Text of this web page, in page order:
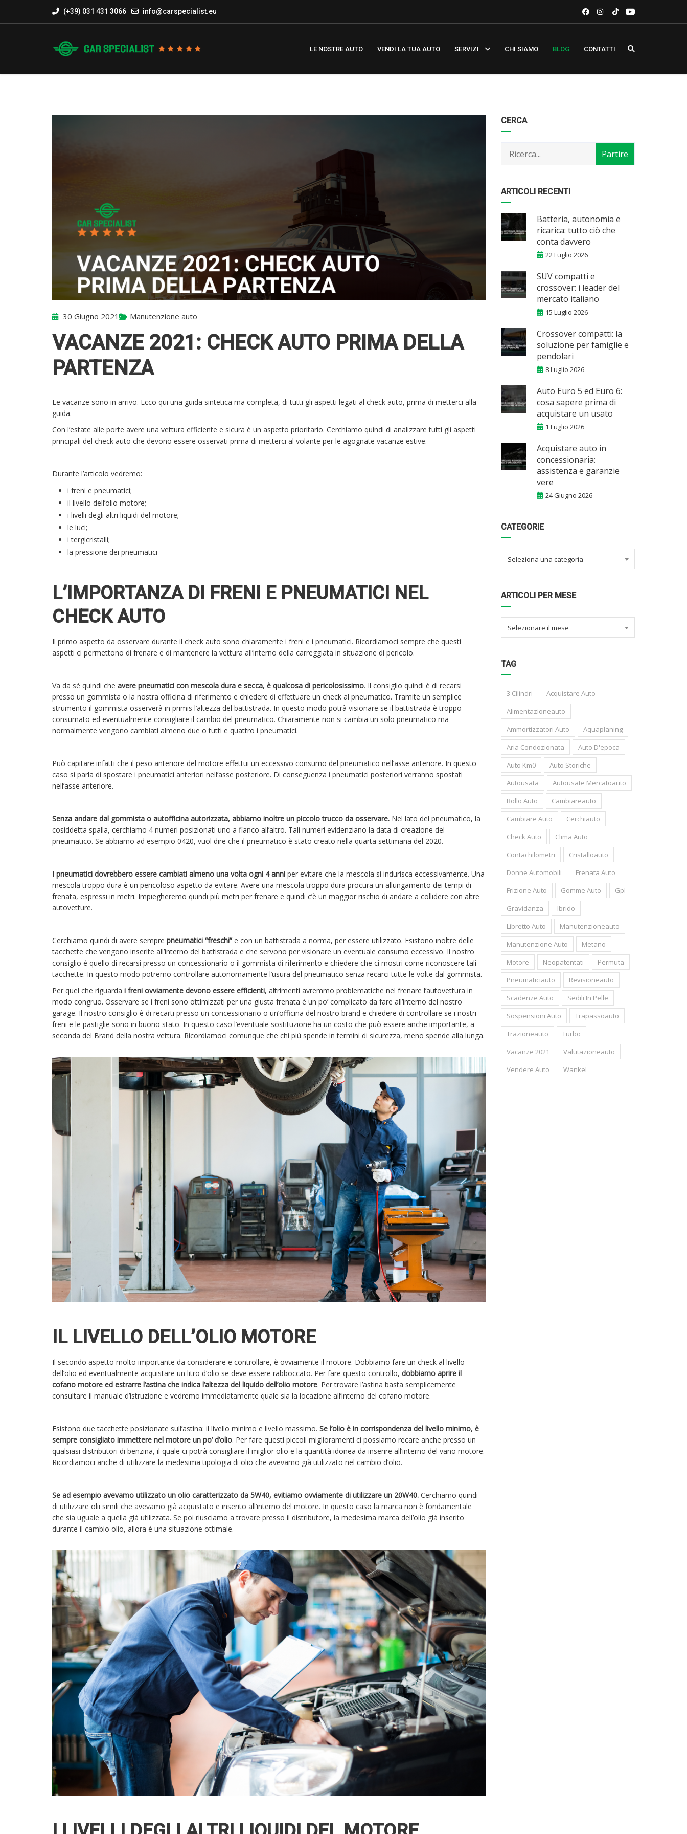
(+39) 031 431 3066 info@carspecialist.eu
LE NOSTRE AUTO VENDI LA TUA AUTO SERVIZI CHI SIAMO BLOG CONTATTI
30 Giugno 2021 Manutenzione auto
VACANZE 2021: CHECK AUTO PRIMA DELLA
PARTENZA
Le vacanze sono in arrivo. Ecco qui una guida sintetica ma completa, di tutti gli aspetti legati al check auto, prima di metterci alla
guida.
Con l’estate alle porte avere una vettura efficiente e sicura è un aspetto prioritario. Cerchiamo quindi di analizzare tutti gli aspetti
principali del check auto che devono essere osservati prima di metterci al volante per le agognate vacanze estive.
Durante l’articolo vedremo:
i freni e pneumatici;
il livello dell’olio motore;
i livelli degli altri liquidi del motore;
le luci;
i tergicristalli;
la pressione dei pneumatici
L’IMPORTANZA DI FRENI E PNEUMATICI NEL
CHECK AUTO
Il primo aspetto da osservare durante il check auto sono chiaramente i freni e i pneumatici. Ricordiamoci sempre che questi
aspetti ci permettono di frenare e di mantenere la vettura all’interno della carreggiata in situazione di pericolo.
Va da sé quindi che avere pneumatici con mescola dura e secca, è qualcosa di pericolosissimo. Il consiglio quindi è di recarsi
presso un gommista o la nostra officina di riferimento e chiedere di effettuare un check al pneumatico. Tramite un semplice
strumento il gommista osserverà in primis l’altezza del battistrada. In questo modo potrà visionare se il battistrada è troppo
consumato ed eventualmente consigliare il cambio del pneumatico. Chiaramente non si cambia un solo pneumatico ma
normalmente vengono cambiati almeno due o tutti e quattro i pneumatici.
Può capitare infatti che il peso anteriore del motore effettui un eccessivo consumo del pneumatico nell’asse anteriore. In questo
caso si parla di spostare i pneumatici anteriori nell’asse posteriore. Di conseguenza i pneumatici posteriori verranno spostati
nell’asse anteriore.
Senza andare dal gommista o autofficina autorizzata, abbiamo inoltre un piccolo trucco da osservare. Nel lato del pneumatico, la
cosiddetta spalla, cerchiamo 4 numeri posizionati uno a fianco all’altro. Tali numeri evidenziano la data di creazione del
pneumatico. Se abbiamo ad esempio 0420, vuol dire che il pneumatico è stato creato nella quarta settimana del 2020.
I pneumatici dovrebbero essere cambiati almeno una volta ogni 4 anni per evitare che la mescola si indurisca eccessivamente. Una
mescola troppo dura è un pericoloso aspetto da evitare. Avere una mescola troppo dura procura un allungamento dei tempi di
frenata, espressi in metri. Impiegheremo quindi più metri per frenare e quindi c’è un maggior rischio di andare a collidere con altre
autovetture.
Cerchiamo quindi di avere sempre pneumatici “freschi” e con un battistrada a norma, per essere utilizzato. Esistono inoltre delle
tacchette che vengono inserite all’interno del battistrada e che servono per visionare un eventuale consumo eccessivo. Il nostro
consiglio è quello di recarsi presso un concessionario o il gommista di riferimento e chiedere che ci mostri come riconoscere tali
tacchette. In questo modo potremo controllare autonomamente l’usura del pneumatico senza recarci tutte le volte dal gommista.
Per quel che riguarda i freni ovviamente devono essere efficienti, altrimenti avremmo problematiche nel frenare l’autovettura in
modo congruo. Osservare se i freni sono ottimizzati per una giusta frenata è un po’ complicato da fare all’interno del nostro
garage. Il nostro consiglio è di recarti presso un concessionario o un’officina del nostro brand e chiedere di controllare se i nostri
freni e le pastiglie sono in buono stato. In questo caso l’eventuale sostituzione ha un costo che può essere anche importante, a
seconda del Brand della nostra vettura. Ricordiamoci comunque che chi più spende in termini di sicurezza, meno spende alla lunga.
IL LIVELLO DELL’OLIO MOTORE
Il secondo aspetto molto importante da considerare e controllare, è ovviamente il motore. Dobbiamo fare un check al livello
dell’olio ed eventualmente acquistare un litro d’olio se deve essere rabboccato. Per fare questo controllo, dobbiamo aprire il
cofano motore ed estrarre l’astina che indica l’altezza del liquido dell’olio motore. Per trovare l’astina basta semplicemente
consultare il manuale d’istruzione e vedremo immediatamente quale sia la locazione all’interno del cofano motore.
Esistono due tacchette posizionate sull’astina: il livello minimo e livello massimo. Se l’olio è in corrispondenza del livello minimo, è
sempre consigliato immettere nel motore un po’ d’olio. Per fare questi piccoli miglioramenti ci possiamo recare anche presso un
qualsiasi distributori di benzina, il quale ci potrà consigliare il miglior olio e la quantità idonea da inserire all’interno del vano motore.
Ricordiamoci anche di utilizzare la medesima tipologia di olio che avevamo già utilizzato nel cambio d’olio.
Se ad esempio avevamo utilizzato un olio caratterizzato da 5W40, evitiamo ovviamente di utilizzare un 20W40. Cerchiamo quindi
di utilizzare olii simili che avevamo già acquistato e inserito all’interno del motore. In questo caso la marca non è fondamentale
che sia uguale a quella già utilizzata. Se poi riusciamo a trovare presso il distributore, la medesima marca dell’olio già inserito
durante il cambio olio, allora è una situazione ottimale.
CERCA
ARTICOLI RECENTI
Batteria, autonomia e
ricarica: tutto ciò che
conta davvero
22 Luglio 2026
SUV compatti e
crossover: i leader del
mercato italiano
15 Luglio 2026
Crossover compatti: la
soluzione per famiglie e
pendolari
8 Luglio 2026
Auto Euro 5 ed Euro 6:
cosa sapere prima di
acquistare un usato
1 Luglio 2026
Acquistare auto in
concessionaria:
assistenza e garanzie
vere
24 Giugno 2026
CATEGORIE
Categorie
Seleziona una categoria
ARTICOLI PER MESE
Articoli
per
Selezionare il mese
TAG
3 Cilindri
Acquistare Auto
Alimentazioneauto
Ammortizzatori Auto
Aquaplaning
Aria Condozionata
Auto D'epoca
Auto Km0
Auto Storiche
Autousata
Autousate Mercatoauto
Bollo Auto
Cambiareauto
Cambiare Auto
Cerchiauto
Check Auto
Clima Auto
Contachilometri
Cristalloauto
Donne Automobili
Frenata Auto
Frizione Auto
Gomme Auto
Gpl
Gravidanza
Ibrido
Libretto Auto
Manutenzioneauto
Manutenzione Auto
Metano
Motore
Neopatentati
Permuta
Pneumaticiauto
Revisioneauto
Scadenze Auto
Sedili In Pelle
Sospensioni Auto
Trapassoauto
Trazioneauto
Turbo
Vacanze 2021
Valutazioneauto
Vendere Auto
Wankel